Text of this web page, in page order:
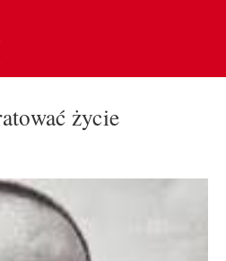
życie